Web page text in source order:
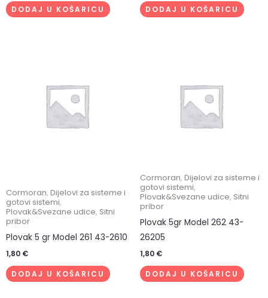
DODAJ U KOŠARICU DODAJ U KOŠARICU
Cormoran, Dijelovi za sisteme i
gotovi sistemi,
Plovak&Svezane udice, Sitni
pribor
Plovak 5 gr Model 261 43-2610
1,80 €
DODAJ U KOŠARICU
Cormoran, Dijelovi za sisteme i
gotovi sistemi,
Plovak&Svezane udice, Sitni
pribor
Plovak 5gr Model 262 43-
26205
1,80 €
DODAJ U KOŠARICU